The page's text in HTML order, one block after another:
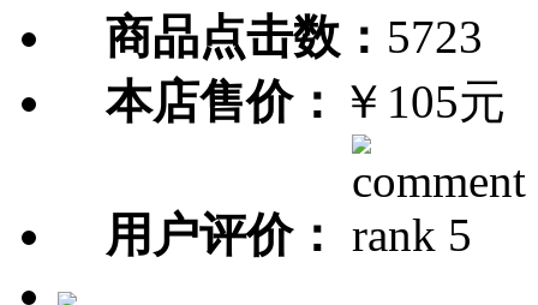
商品点击数： 5723
本店售价： ￥105元
用户评价：